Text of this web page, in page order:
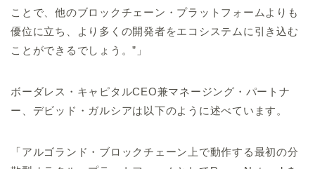
ことで、他のブロックチェーン・プラットフォームよりも
優位に立ち、より多くの開発者をエコシステムに引き込む
ことができるでしょう。”」
ボーダレス・キャピタルCEO兼マネージング・パートナ
ー、デビッド・ガルシアは以下のように述べています。
「アルゴランド・ブロックチェーン上で動作する最初の分